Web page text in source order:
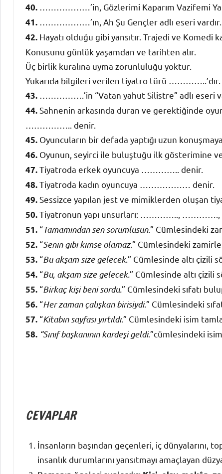
40. ………………’in, Gözlerimi Kaparım Vazifemi
41. ………………’ın, Ah Şu Gençler adlı eseri vardır.
42. Hayatı olduğu gibi yansıtır. Trajedi ve Komedi
Konusunu günlük yaşamdan ve tarihten alır.
Üç birlik kuralına uyma zorunluluğu yoktur.
Yukarıda bilgileri verilen tiyatro türü …………..’dır.
43. …………….’in “Vatan yahut Silistre” adlı eseri
44.Sahnenin arkasında duran ve gerektiğinde
…………….. denir.
45. Oyuncuların bir defada yaptığı uzun
46. Oyunun, seyirci ile buluştuğu ilk
47.Tiyatroda erkek oyuncuya ………….. denir.
48.Tiyatroda kadın oyuncuya ……………… denir.
49.Sessizce yapılan jest ve mimiklerden
50.Tiyatronun yapı unsurları: …………..,
51. “Tamamından sen sorumlusun.” Cümlesindeki
52. “Senin gibi kimse olamaz.” Cümlesindeki
53. “Bu akşam size gelecek.” Cümlesinde altı çizili
54. “Bu, akşam size gelecek.” Cümlesinde altı çizili
55. “Birkaç kişi beni sordu.” Cümlesindeki sıfatı
56. “Her zaman çalışkan birisiydi.” Cümlesindeki
57. “Kitabın sayfası yırtıldı.” Cümlesindeki isim
58. “Sınıf başkanının kardeşi geldi.”cümlesindeki isim
CEVAPLAR
İnsanların başından geçenleri, iç dünyalarını,
insanlık durumlarını yansıtmayı amaçlayan